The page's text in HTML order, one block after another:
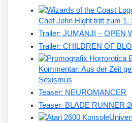
Chef John Hight tritt zum
Trailer: JUMANJI – OPEN
Trailer: CHILDREN OF
Kommentar: Aus der Zeit
Sexismus
Teaser: NEUROMANCER
Teaser: BLADE RUNNER